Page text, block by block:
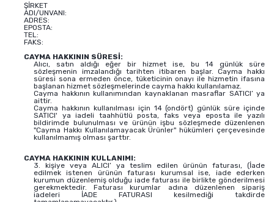
ŞİRKET
ADI/UNVANI:
ADRES:
EPOSTA:
TEL:
FAKS:
CAYMA HAKKININ SÜRESİ:
Alıcı, satın aldığı eğer bir hizmet ise, bu 14 günlük süre
sözleşmenin imzalandığı tarihten itibaren başlar. Cayma hakkı
süresi sona ermeden önce, tüketicinin onayı ile hizmetin ifasına
başlanan hizmet sözleşmelerinde cayma hakkı kullanılamaz.
Cayma hakkının kullanımından kaynaklanan masraflar SATICI’ ya
aittir.
Cayma hakkının kullanılması için 14 (ondört) günlük süre içinde
SATICI' ya iadeli taahhütlü posta, faks veya eposta ile yazılı
bildirimde bulunulması ve ürünün işbu sözleşmede düzenlenen
"Cayma Hakkı Kullanılamayacak Ürünler" hükümleri çerçevesinde
kullanılmamış olması şarttır.
CAYMA HAKKININ KULLANIMI:
3. kişiye veya ALICI’ ya teslim edilen ürünün faturası, (İade
edilmek istenen ürünün faturası kurumsal ise, iade ederken
kurumun düzenlemiş olduğu iade faturası ile birlikte gönderilmesi
gerekmektedir. Faturası kurumlar adına düzenlenen sipariş
iadeleri İADE FATURASI kesilmediği takdirde